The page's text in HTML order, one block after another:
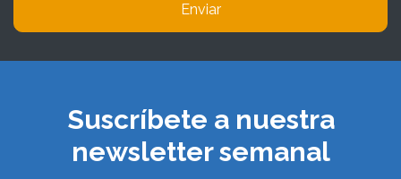
Enviar
Suscríbete a nuestra
newsletter semanal